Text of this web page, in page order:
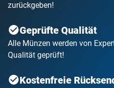
zurückgeben!
Geprüfte Qualität
Alle Münzen werden von
Qualität geprüft!
Kostenfreie